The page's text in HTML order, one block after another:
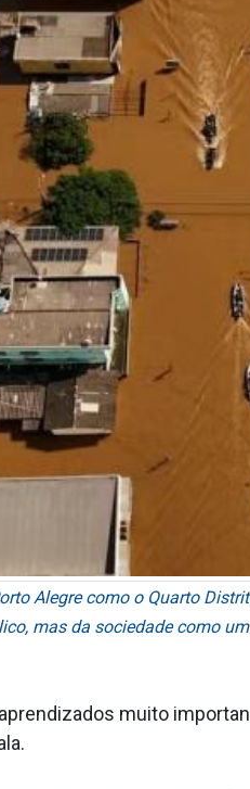
Alegre como o Quarto
mas da sociedade como
muito